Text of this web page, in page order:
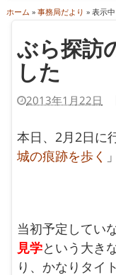
ホーム » 事務局だより » 表示
ぶら探訪
した
2013年1月22日
本日、2月2日に
城の痕跡を歩く
当初予定してい
見学という大き
り、 かなりタイ